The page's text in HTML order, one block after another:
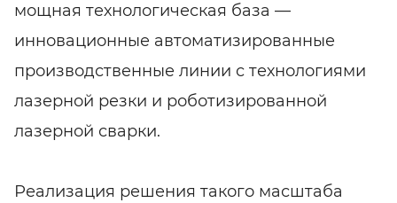
мощная технологическая база —
инновационные автоматизированные
производственные линии с технологиями
лазерной резки и роботизированной
лазерной сварки.
Реализация решения такого масштаба